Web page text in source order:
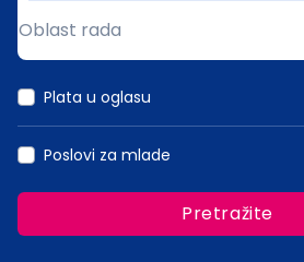
Oblast rada
Plata u oglasu
Poslovi za mlade
Pretražite